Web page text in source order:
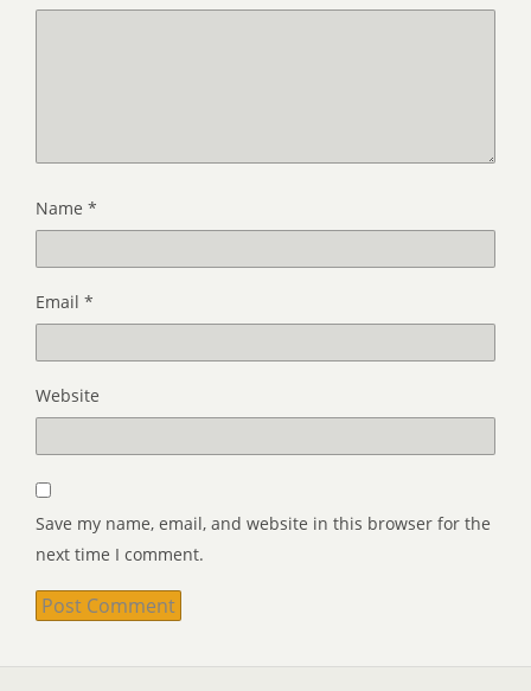
Name *
Email *
Website
Save my name, email, and website in this browser for the
next time I comment.